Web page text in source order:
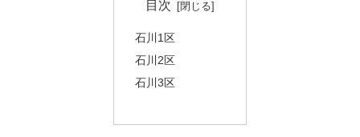
目次
石川1区
石川2区
石川3区